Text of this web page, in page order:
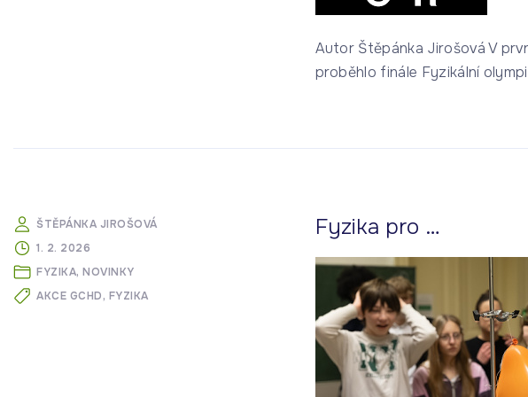
Autor Štěpánka Jirošová V
proběhlo finále Fyzikální
ŠTĚPÁNKA JIROŠOVÁ
1. 2. 2026
FYZIKA NOVINKY
AKCE GCHD FYZIKA
Fyzika pro …